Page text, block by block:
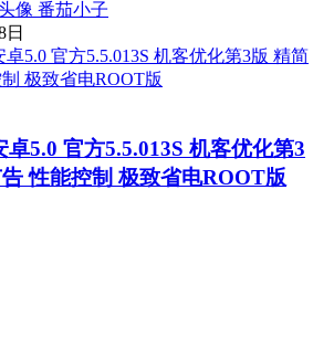
番茄小子
日
卓5.0 官方5.5.013S 机客优化第3
性能控制 极致省电ROOT版